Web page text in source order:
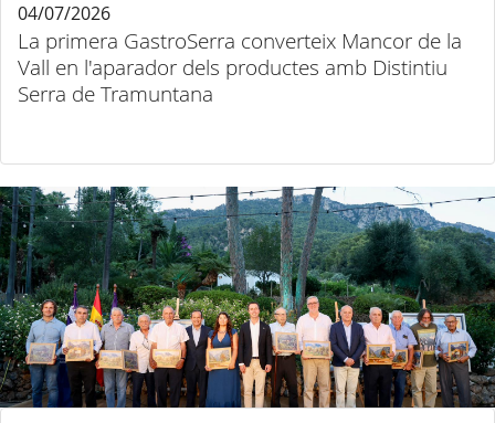
La primera GastroSerra converteix Mancor de la
Vall en l'aparador dels productes amb Distintiu
Serra de Tramuntana
04/07/2026